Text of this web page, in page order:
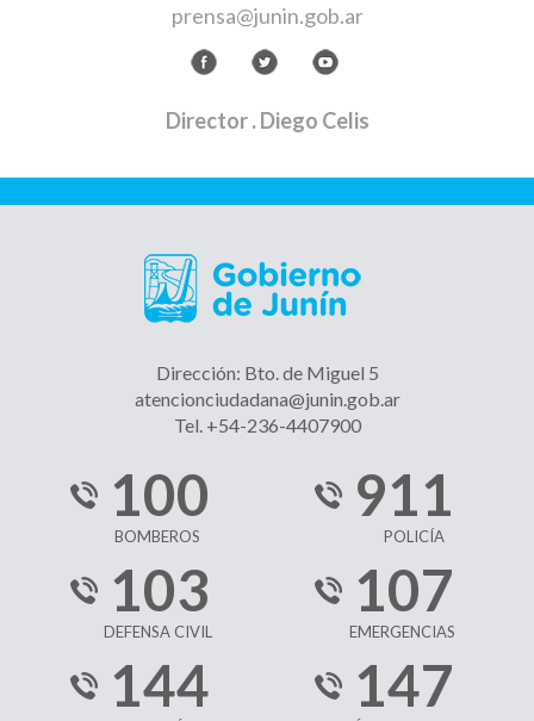
prensa@junin.gob.ar
Director. Diego Celis
Dirección: Bto. de Miguel 5
atencionciudadana@junin.gob.ar
Tel. +54-236-4407900
100
BOMBEROS
911
POLICÍA
103
DEFENSA CIVIL
107
EMERGENCIAS
144 147